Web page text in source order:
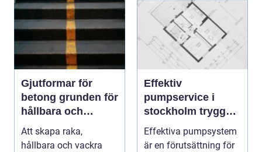
Gjutformar för
betong grunden för
hållbara och
precisa
konstruktioner
Att skapa raka,
hållbara och vackra
Effektiv
pumpservice i
stockholm trygg
drift utan avbrott
Effektiva pumpsystem
är en förutsättning för